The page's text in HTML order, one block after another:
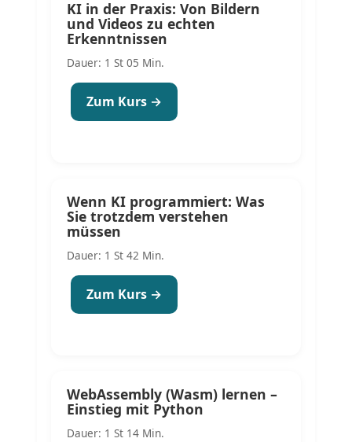
KI in der Praxis: Von Bildern
und Videos zu echten
Erkenntnissen
Dauer: 1 St 05 Min.
Zum Kurs →
Wenn KI programmiert: Was
Sie trotzdem verstehen
müssen
Dauer: 1 St 42 Min.
Zum Kurs →
WebAssembly (Wasm) lernen –
Einstieg mit Python
Dauer: 1 St 14 Min.